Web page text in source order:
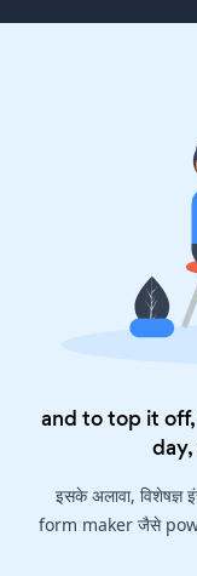
and to top it off,
इसके अलावा, विशेषज्ञ
form maker जैसे powr